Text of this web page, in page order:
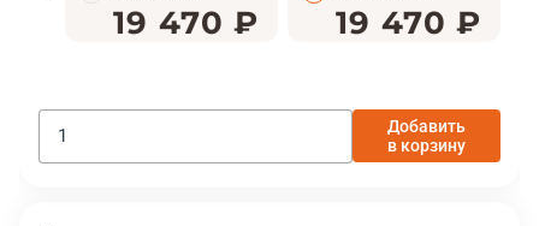
19 470 ₽ 19 470 ₽
Добавить
в корзину